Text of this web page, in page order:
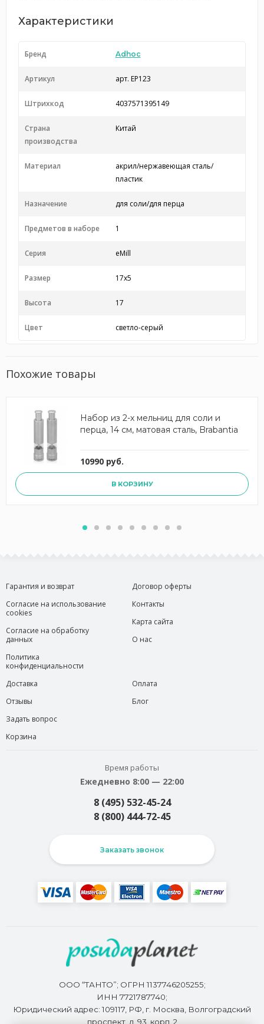
Характеристики
Бренд Adhoc
Артикул арт. EP123
Штрихкод 4037571395149
Страна
производства
Китай
Материал
акрил/нержавеющая сталь/
пластик
Назначение для соли/для перца
Предметов в наборе 1
Серия eMill
Размер 17x5
Высота 17
Цвет светло-серый
Похожие товары
Набор из 2-х мельниц для соли и
перца, 14 см, матовая сталь, Brabantia
10990 руб.
В КОРЗИНУ
Гарантия и возврат
Согласие на использование
cookies
Согласие на обработку
данных
Политика
конфиденциальности
Договор оферты
Контакты
Карта сайта
О нас
Доставка
Отзывы
Задать вопрос
Корзина
Оплата
Блог
Время работы
Ежедневно 8:00 — 22:00
8 (495) 532-45-24
8 (800) 444-72-45
Заказать звонок
ООО “ТАНТО”; ОГРН 1137746205255;
ИНН 7721787740;
Юридический адрес: 109117, РФ, г. Москва, Волгоградский
проспект, д. 93, корп. 2